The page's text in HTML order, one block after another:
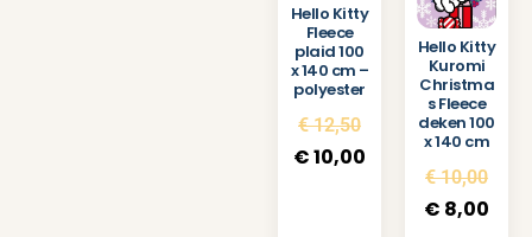
Hello Kitty
Fleece
plaid 100
x 140 cm –
polyester
€12,50
€10,00
Hello Kitty
Kuromi
Christma
s Fleece
deken 100
x 140 cm
€10,00
€ 8,00